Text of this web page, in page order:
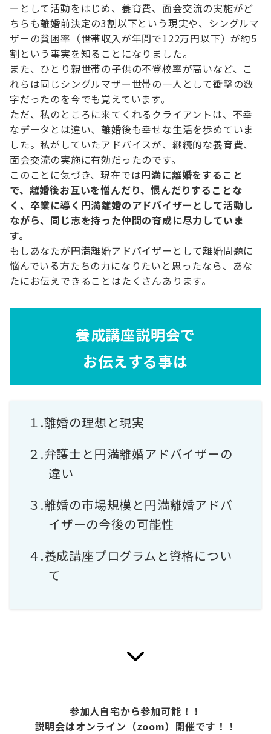
ーとして活動をはじめ、養育費、面会交流の実施がど
ちらも離婚前決定の3割以下という現実や、シングルマ
ザーの貧困率（世帯収入が年間で122万円以下）が約5
割という事実を知ることになりました。
また、ひとり親世帯の子供の不登校率が高いなど、こ
れらは同じシングルマザー世帯の一人として衝撃の数
字だったのを今でも覚えています。
ただ、私のところに来てくれるクライアントは、不幸
なデータとは違い、離婚後も幸せな生活を歩めていま
した。私がしていたアドバイスが、継続的な養育費、
面会交流の実施に有効だったのです。
このことに気づき、現在では円満に離婚をすること
で、離婚後お互いを憎んだり、恨んだりすることな
く、卒業に導く円満離婚のアドバイザーとして活動し
ながら、同じ志を持った仲間の育成に尽力していま
す。
もしあなたが円満離婚アドバイザーとして離婚問題に
悩んでいる方たちの力になりたいと思ったなら、あな
たにお伝えできることはたくさんあります。
養成講座説明会で
お伝えする事は
１.離婚の理想と現実
２.弁護士と円満離婚アドバイザーの
違い
３.離婚の市場規模と円満離婚アドバ
イザーの今後の可能性
４.養成講座プログラムと資格につい
て
参加人自宅から参加可能！！
説明会はオンライン（zoom）開催です！！